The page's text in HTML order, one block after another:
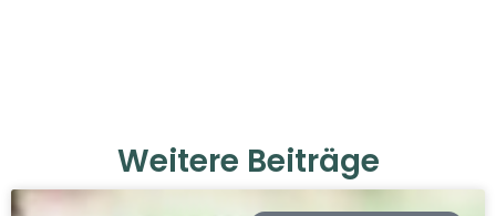
Weitere Beiträge